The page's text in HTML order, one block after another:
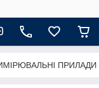
ПРИЛАДИ